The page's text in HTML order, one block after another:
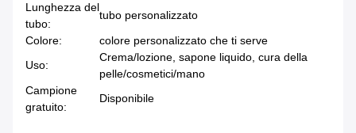
Lunghezza del
tubo:
tubo personalizzato
Colore:
colore personalizzato che ti serve
Uso:
Crema/lozione, sapone liquido, cura della
pelle/cosmetici/mano
Campione
gratuito:
Disponibile